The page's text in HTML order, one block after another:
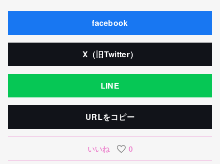
facebook
X（旧Twitter）
LINE
URLをコピー
いいね 0